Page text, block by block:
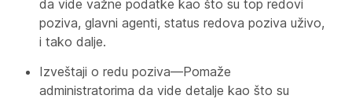
da vide važne podatke kao što su top redovi
poziva, glavni agenti, status redova poziva uživo,
i tako dalje.
Izveštaji o redu poziva—Pomaže
administratorima da vide detalje kao što su